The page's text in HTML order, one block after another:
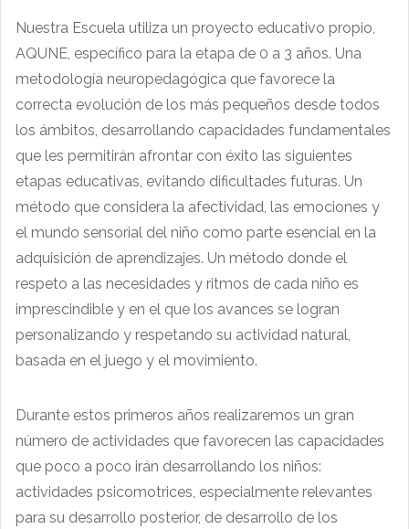
Nuestra Escuela utiliza un proyecto educativo propio,
AQUNE, específico para la etapa de 0 a 3 años. Una
metodología neuropedagógica que favorece la
correcta evolución de los más pequeños desde todos
los ámbitos, desarrollando capacidades fundamentales
que les permitirán afrontar con éxito las siguientes
etapas educativas, evitando dificultades futuras. Un
método que considera la afectividad, las emociones y
el mundo sensorial del niño como parte esencial en la
adquisición de aprendizajes. Un método donde el
respeto a las necesidades y ritmos de cada niño es
imprescindible y en el que los avances se logran
personalizando y respetando su actividad natural,
basada en el juego y el movimiento.
Durante estos primeros años realizaremos un gran
número de actividades que favorecen las capacidades
que poco a poco irán desarrollando los niños:
actividades psicomotrices, especialmente relevantes
para su desarrollo posterior, de desarrollo de los